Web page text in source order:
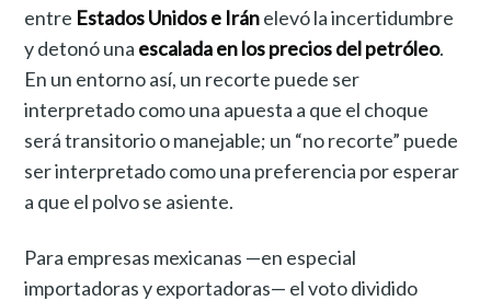
entre Estados Unidos e Iránelevó la incertidumbre
y detonó una escalada en los precios del petróleo.
En un entorno así, un recorte puede ser
interpretado como una apuesta a que el choque
será transitorio o manejable; un “no recorte” puede
ser interpretado como una preferencia por esperar
a que el polvo se asiente.
Para empresas mexicanas —en especial
importadoras y exportadoras— el voto dividido